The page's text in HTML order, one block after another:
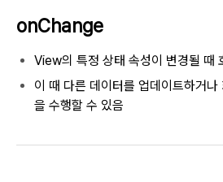
onChange
View의 특정 상태 속성이 변경될 때
이 때 다른 데이터를 업데이트하거나
을 수행할 수 있음